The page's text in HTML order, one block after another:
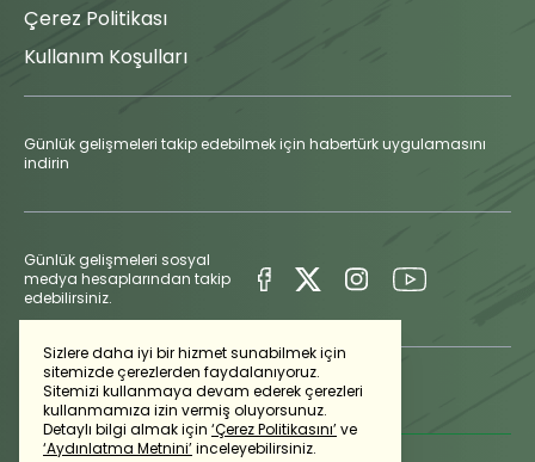
Sizlere daha iyi bir hizmet sunabilmek için
sitemizde çerezlerden faydalanıyoruz.
Sitemizi kullanmaya devam ederek çerezleri
kullanmamıza izin vermiş oluyorsunuz.
Detaylı bilgi almak için ‘Çerez Politikasını’ve
‘Aydınlatma Metnini’inceleyebilirsiniz.
Çerez Politikası
Kullanım Koşulları
Günlük gelişmeleri takip edebilmek için habertürk uygulamasını
indirin
Günlük gelişmeleri sosyal
medya hesaplarından takip
edebilirsiniz.